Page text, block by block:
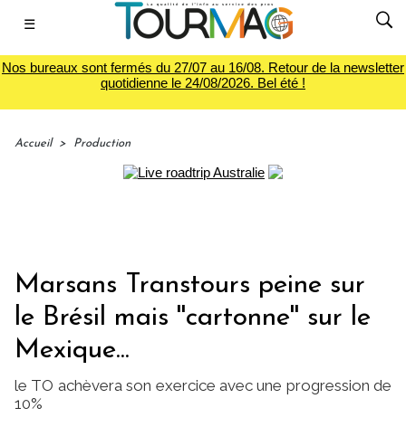
☰
Nos bureaux sont fermés du 27/07 au 16/08. Retour de la newsletter
quotidienne le 24/08/2026. Bel été !
Accueil > Production
Marsans Transtours peine sur
le Brésil mais ''cartonne'' sur le
Mexique...
le TO achèvera son exercice avec une progression de
10%